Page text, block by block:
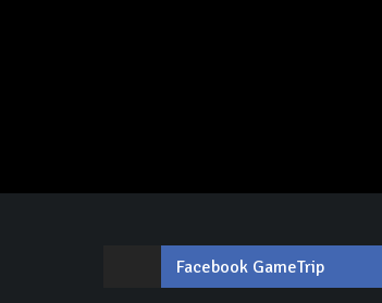
Facebook GameTrip